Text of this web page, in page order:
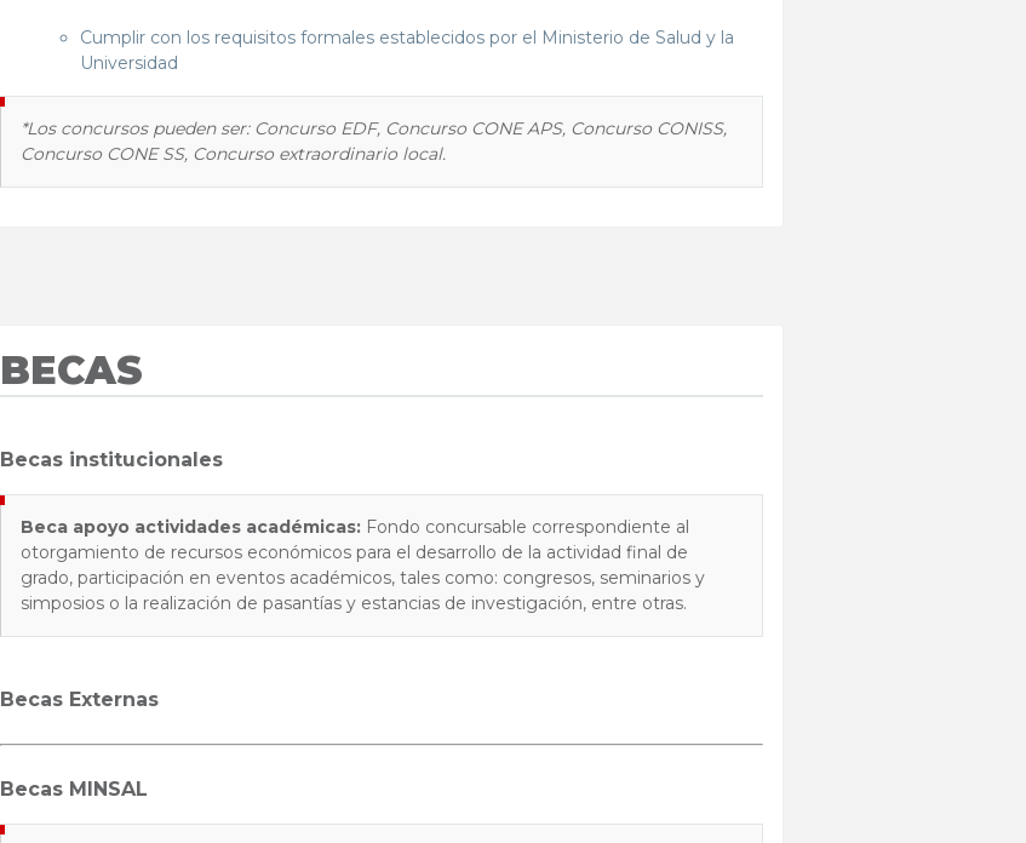
Cumplir con los requisitos formales establecidos por el Ministerio de Salud y la
Universidad
*Los concursos pueden ser: Concurso EDF, Concurso CONE APS, Concurso CONISS,
Concurso CONE SS, Concurso extraordinario local.
BECAS
Becas institucionales
Beca apoyo actividades académicas: Fondo concursable correspondiente al
otorgamiento de recursos económicos para el desarrollo de la actividad final de
grado, participación en eventos académicos, tales como: congresos, seminarios y
simposios o la realización de pasantías y estancias de investigación, entre otras.
Becas Externas
Becas MINSAL